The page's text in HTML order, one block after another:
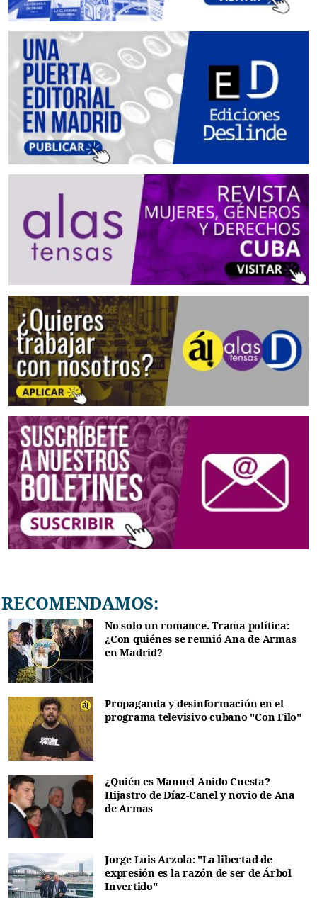
RECOMENDAMOS:
No solo un romance. Trama política:
¿Con quiénes se reunió Ana de Armas
en Madrid?
Propaganda y desinformación en el
programa televisivo cubano "Con Filo"
¿Quién es Manuel Anido Cuesta?
Hijastro de Díaz-Canel y novio de Ana
de Armas
Jorge Luis Arzola: "La libertad de
expresión es la razón de ser de Árbol
Invertido"